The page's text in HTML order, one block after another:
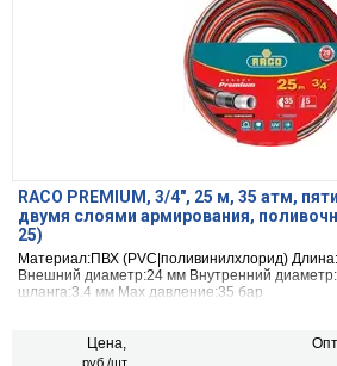
RACO PREMIUM, 3/4″, 25 м, 35 атм,
двумя слоями армирования,
25)
Материал:ПВХ (PVC|поливинилхлорид)
Внешний диаметр:24 мм Внутренний
шланга:3.4 мм Max давление:35 бар
Цена,
руб./шт.